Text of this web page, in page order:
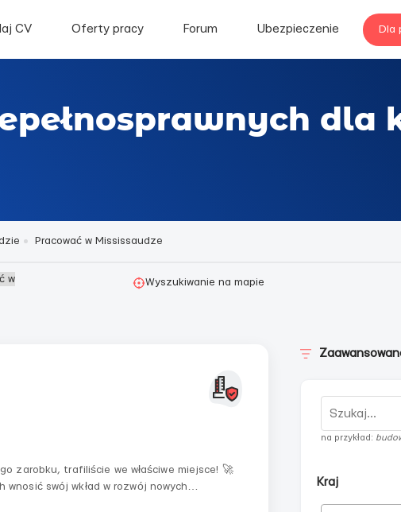
CV Oferty pracy Forum Ubezpieczenie Dla
dla
Pracować w Mississaudze
w
Wyszukiwanie na mapie
swój wkład w rozwój nowych
na przykład:
Kraj